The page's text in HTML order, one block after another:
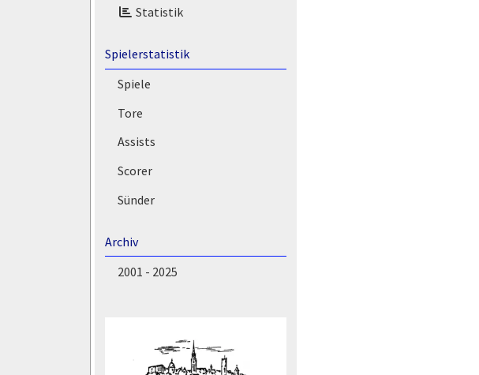
Statistik
Spielerstatistik
Spiele
Tore
Assists
Scorer
Sünder
Archiv
2001 - 2025